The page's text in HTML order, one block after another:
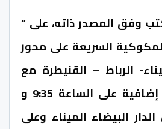
وفق المصدر ذاته، على ”
السريعة على محور
الرباط – القنيطرة مع
برمجة أربع رحلات إضافية على الساعة 9:35 و
من الدار البيضاء الميناء وعلى